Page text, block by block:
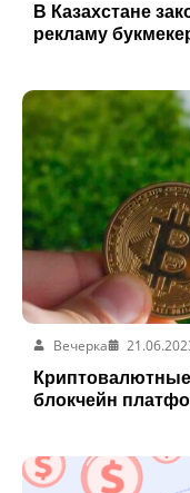
В Казахстане
рекламу
Вечерка
блокчейн